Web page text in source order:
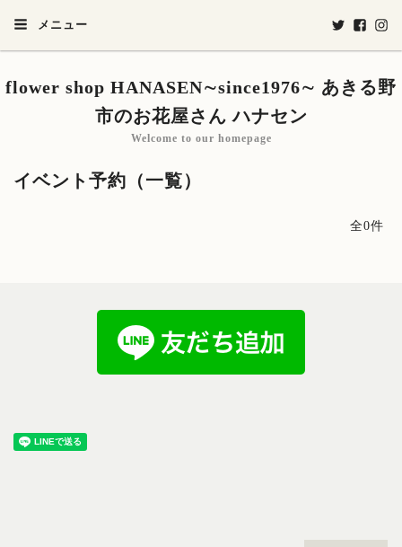
メニュー
flower shop HANASEN∼since1976∼ あきる野
市のお花屋さん ハナセン
Welcome to our homepage
イベント予約（一覧）
全0件